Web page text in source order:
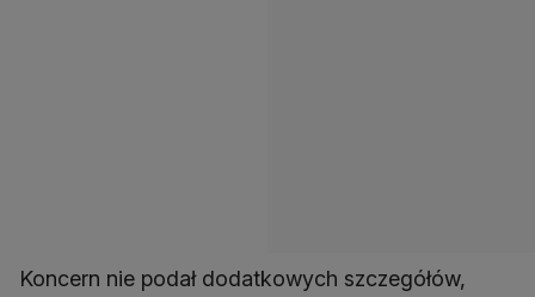
Koncern nie podał dodatkowych szczegółów,